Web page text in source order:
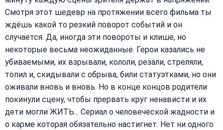
Смотря этот шедевр на протяжении всего фильма ты
ждёшь какой то резкий поворот событий и он
случается. Да, иногда эти повороты и клише, но
некоторые весьма неожиданные. Герои казались не
убиваемыми, их взрывали, кололи, резали, стреляли,
топил и, скидывали с обрыва, били статуэтками, но они
оживали вновь и вновь. Но в конце концов родители
покинули сцену, чтобы прервать круг ненависти и их
дети могли ЖИТЬ... Сериал о человеческой жадности и
о карме которая обязательно настигнет. Нет ни одного